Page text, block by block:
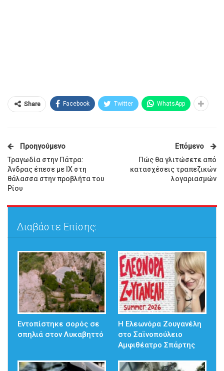
Share Facebook Twitter WhatsApp
Προηγούμενο
Τραγωδία στην Πάτρα:
Άνδρας έπεσε με ΙΧ στη
θάλασσα στην προβλήτα του
Ρίου
Επόμενο
Πώς θα γλιτώσετε από
κατασχέσεις τραπεζικών
λογαριασμών
Διαβάστε Επίσης:
Εντοπίστηκε σορός σε
σπηλιά στον Λυκαβηττό
Η Ελεωνόρα Ζουγανέλη
στο Σαϊνοπούλειο
Αμφιθέατρο Σπάρτης